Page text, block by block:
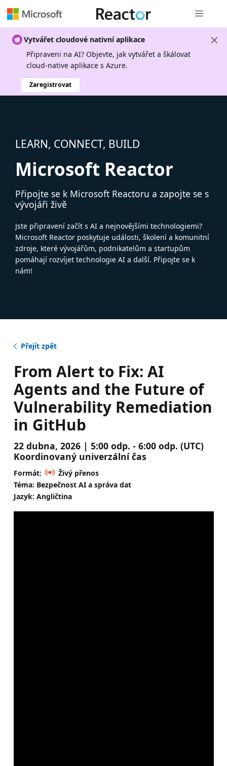
Vytvářet cloudové nativní aplikace
Připraveni na AI? Objevte, jak vytvářet a škálovat
cloud-native aplikace s Azure.
Zaregistrovat
LEARN, CONNECT, BUILD
Microsoft Reactor
Připojte se k Microsoft Reactoru a zapojte se s
vývojáři živě
Jste připravení začít s AI a nejnovějšími technologiemi?
Microsoft Reactor poskytuje události, školení a komunitní
zdroje, které vývojářům, podnikatelům a startupům
pomáhají rozvíjet technologie AI a další. Připojte se k
nám!
Přejít zpět
From Alert to Fix: AI
Agents and the Future of
Vulnerability Remediation
in GitHub
22 dubna, 2026 | 5:00 odp. - 6:00 odp. (UTC)
Koordinovaný univerzální čas
Formát:
Živý přenos
Téma: Bezpečnost AI a správa dat
Jazyk: Angličtina